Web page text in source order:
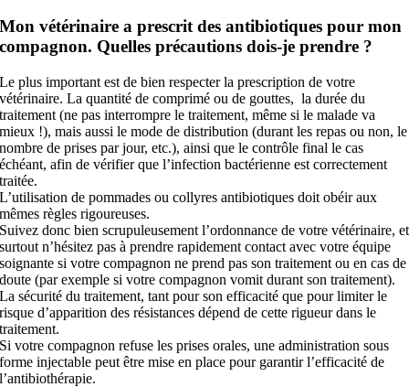
Mon vétérinaire a prescrit des antibiotiques pour mon
compagnon. Quelles précautions dois-je prendre ?
Le plus important est de bien respecter la prescription de votre
vétérinaire. La quantité de comprimé ou de gouttes, la durée du
traitement (ne pas interrompre le traitement, même si le malade va
mieux !), mais aussi le mode de distribution (durant les repas ou non, le
nombre de prises par jour, etc.), ainsi que le contrôle final le cas
échéant, afin de vérifier que l’infection bactérienne est correctement
traitée.
L’utilisation de pommades ou collyres antibiotiques doit obéir aux
mêmes règles rigoureuses.
Suivez donc bien scrupuleusement l’ordonnance de votre vétérinaire, et
surtout n’hésitez pas à prendre rapidement contact avec votre équipe
soignante si votre compagnon ne prend pas son traitement ou en cas de
doute (par exemple si votre compagnon vomit durant son traitement).
La sécurité du traitement, tant pour son efficacité que pour limiter le
risque d’apparition des résistances dépend de cette rigueur dans le
traitement.
Si votre compagnon refuse les prises orales, une administration sous
forme injectable peut être mise en place pour garantir l’efficacité de
l’antibiothérapie.